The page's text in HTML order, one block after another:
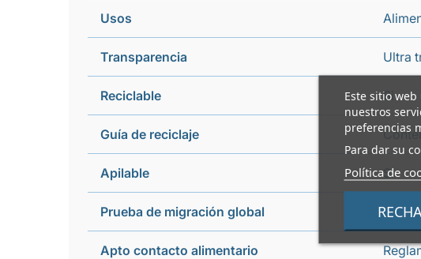
Este sitio
nuestros
preferencias
Para dar su
Política de
Usos
Transparencia Ultra
Reciclable Si
Guía de reciclaje
Apilable Si
Prueba de migración global
Apto contacto alimentario